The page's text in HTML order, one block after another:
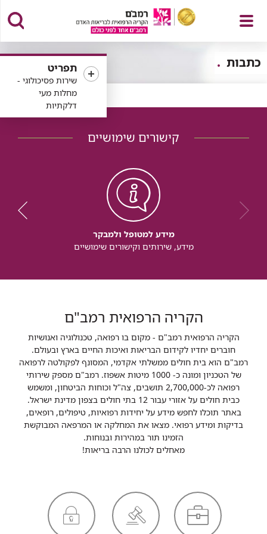
פתח
תפריט
תפריט
שירות פסיכולוגי -
מחלות מעי
דלקתיות
כתבות
קישורים שימושיים
מידע למטופל ולמבקר
מידע, שירותים וקישורים שימושיים
הקריה הרפואית רמב"ם
הקריה הרפואית רמב"ם - מקום בו רפואה, טכנולוגיה ואנושיות
חוברים יחדיו לקידום הבריאות ואיכות החיים בארץ ובעולם.
רמב"ם הוא בית חולים ממשלתי אקדמי, המסונף לפקולטה לרפואה
של הטכניון ומונה כ- 1000 מיטות אשפוז. רמב"ם מספק שירותי
רפואה לכ-2,700,000 תושבים, צה"ל וכוחות הביטחון, ומשמש
כבית חולים על אזורי עבור 12 בתי חולים בצפון מדינת ישראל.
באתר תוכלו לחפש מידע על יחידות רפואיות, טיפולים, רופאים,
בדיקות ומידע רפואי. מצאו את המחלקה או המרפאה המבוקשת
הזמינו תור במהירות ובנוחות.
מאחלים לכולנו הרבה בריאות!